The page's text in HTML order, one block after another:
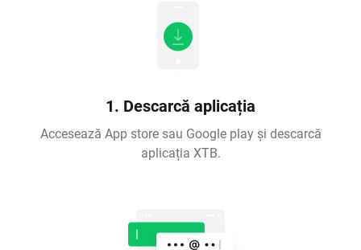
1. Descarcă aplicația
Accesează App store sau Google play și descarcă
aplicația XTB.